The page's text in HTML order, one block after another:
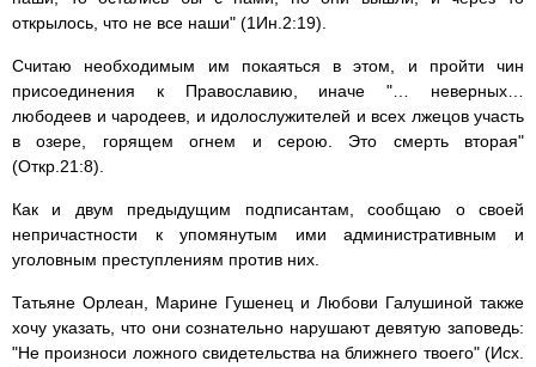
открылось, что не все наши" (1Ин.2:19).
Считаю необходимым им покаяться в этом, и пройти чин
присоединения к Православию, иначе "… неверных…
любодеев и чародеев, и идолослужителей и всех лжецов участь
в озере, горящем огнем и серою. Это смерть вторая"
(Откр.21:8).
Как и двум предыдущим подписантам, сообщаю о своей
непричастности к упомянутым ими административным и
уголовным преступлениям против них.
Татьяне Орлеан, Марине Гушенец и Любови Галушиной также
хочу указать, что они сознательно нарушают девятую заповедь:
"Не произноси ложного свидетельства на ближнего твоего" (Исх.